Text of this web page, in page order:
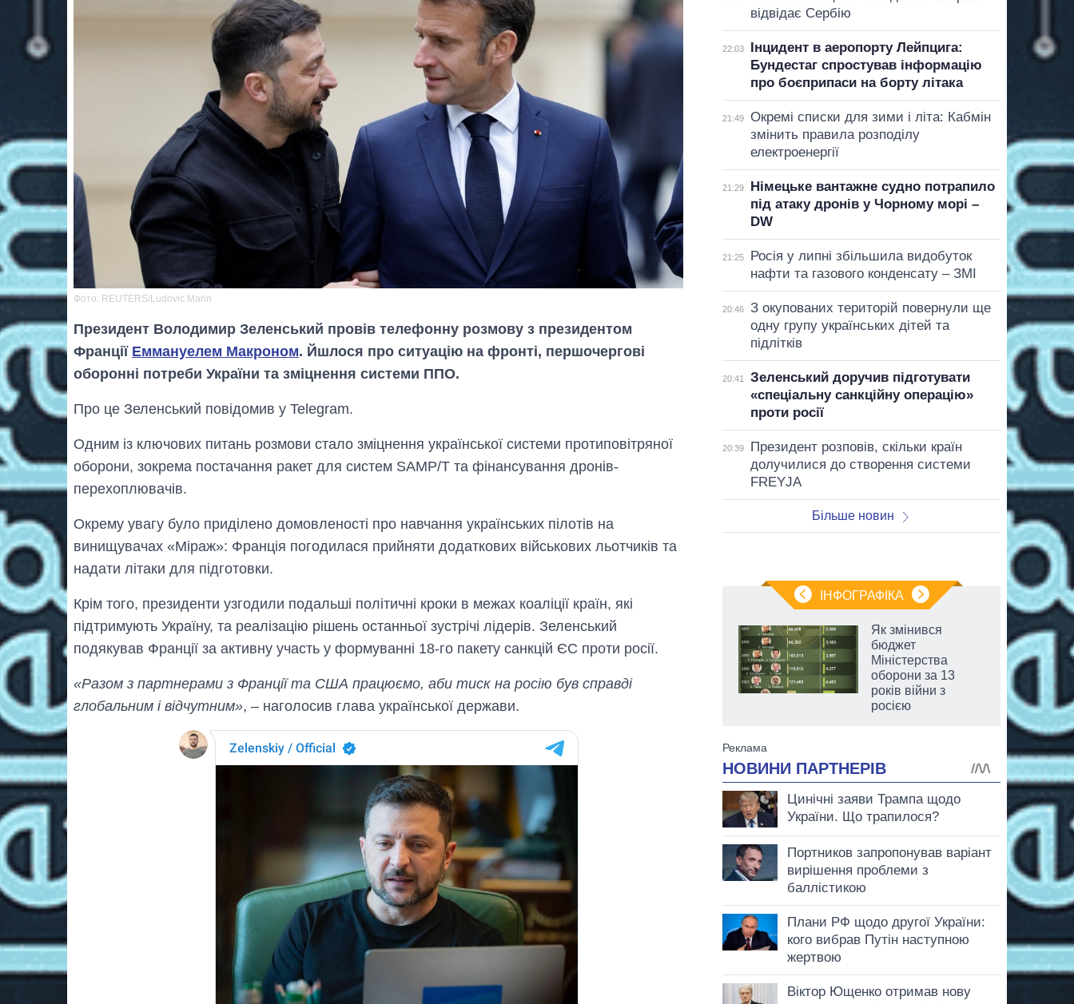
Фото: REUTERS/Ludovic Marin
Президент Володимир Зеленський провів телефонну розмову з президентом
Франції Еммануелем Макроном. Йшлося про ситуацію на фронті, першочергові
оборонні потреби України та зміцнення системи ППО.
Про це Зеленський повідомив у Telegram.
Одним із ключових питань розмови стало зміцнення української системи протиповітряної
оборони, зокрема постачання ракет для систем SAMP/T та фінансування дронів-
перехоплювачів.
Окрему увагу було приділено домовленості про навчання українських пілотів на
винищувачах «Міраж»: Франція погодилася прийняти додаткових військових льотчиків та
надати літаки для підготовки.
Крім того, президенти узгодили подальші політичні кроки в межах коаліції країн, які
підтримують Україну, та реалізацію рішень останньої зустрічі лідерів. Зеленський
подякував Франції за активну участь у формуванні 18-го пакету санкцій ЄС проти росії.
«Разом з партнерами з Франції та США працюємо, аби тиск на росію був справді
глобальним і відчутним», – наголосив глава української держави.
відвідає Сербію
22:03
Інцидент в аеропорту Лейпцига:
Бундестаг спростував інформацію
про боєприпаси на борту літака
21:49
Окремі списки для зими і літа: Кабмін
змінить правила розподілу
електроенергії
21:29
Німецьке вантажне судно потрапило
під атаку дронів у Чорному морі –
DW
21:25
Росія у липні збільшила видобуток
нафти та газового конденсату – ЗМІ
20:46
З окупованих територій повернули ще
одну групу українських дітей та
підлітків
20:41
Зеленський доручив підготувати
«спеціальну санкційну операцію»
проти росії
20:39
Президент розповів, скільки країн
долучилися до створення системи
FREYJA
Більше новин
ІНФОГРАФІКА
Як за 10 років
змінилася кількість
вступників на
бакалаврат,
магістратуру та
Як змінився
бюджет
Міністерства
оборони за 13
років війни з
росією